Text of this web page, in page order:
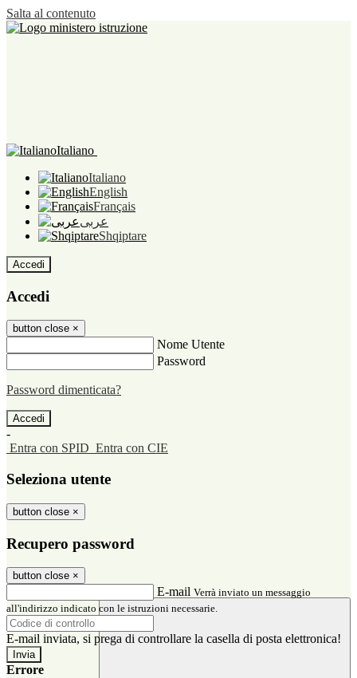
Salta al contenuto
Italiano
Italiano
English
Français
عربى
Shqiptare
Accedi
Accedi
button close ×
Nome Utente
Password
Password dimenticata?
-
Entra con SPID Entra con CIE
Seleziona utente
button close ×
Recupero password
button close ×
E-mail Verrà inviato un messaggio
all'indirizzo indicato con le istruzioni necessarie.
E-mail inviata, si prega di controllare la casella di posta elettronica!
Errore